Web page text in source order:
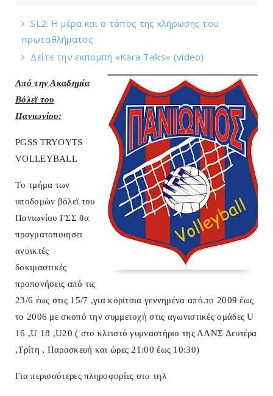
SL2: Η μέρα και ο τόπος της κλήρωσης του
πρωταθλήματος
Δείτε την εκπομπή «Kara Talks» (video)
Από την Ακαδημία
Βόλεϊ του
Πανιωνίου:
PGSS TRYOYTS
VOLLEYBALL
Tο τμήμα των
υποδομών βόλεϊ του
Πανιωνίου ΓΣΣ θα
πραγματοποιησει
ανοικτές
δοκιμαστικές
προπονήσεις από τις
23/6 έως στις 15/7 ,για κορίτσια γεννημένα από.το 2009 έως
το 2006 με σκοπό την συμμετοχή στις αγωνιστικές ομάδες U
16 ,U 18 ,U20 ( στο κλειστό γυμναστήριο της ΛΑΝΣ Δευτέρα
,Τρίτη , Παρασκευή και ώρες 21:00 έως 10:30)
Για περισσότερες πληροφορίες στο τηλ